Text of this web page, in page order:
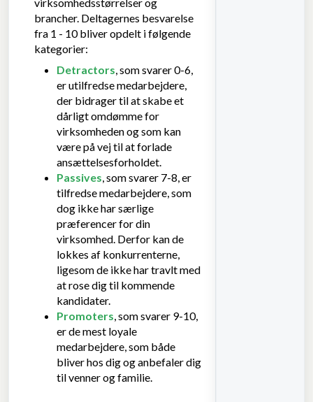
brancher. Deltagernes besvarelse
fra 1 - 10 bliver opdelt i følgende
kategorier:
Detractors, som svarer 0-6,
er utilfredse medarbejdere,
der bidrager til at skabe et
dårligt omdømme for
virksomheden og som kan
være på vej til at forlade
ansættelsesforholdet.
Passives, som svarer 7-8, er
tilfredse medarbejdere, som
dog ikke har særlige
præferencer for din
virksomhed. Derfor kan de
lokkes af konkurrenterne,
ligesom de ikke har travlt med
at rose dig til kommende
kandidater.
Promoters, som svarer 9-10,
er de mest loyale
medarbejdere, som både
bliver hos dig og anbefaler dig
til venner og familie.